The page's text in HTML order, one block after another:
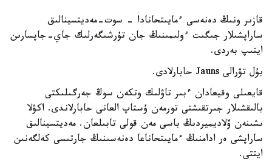
قازىر ونىڭ دەنەسى ءمايىتحانادا - سوت-مەديتسينالىق
ساراپشىلار جىگىت ءولىمىنىڭ جان تۇرشىگەرلىك جاي-جاپسارىن
ايتىپ بەردى.
بۇل تۋرالى Jauns حابارلادى.
قايعىلى وقيعادان ءبىر تاۋلىك وتكەن سوڭ جەرگىلىكتى
بالىقشىلار جىرتقىشتى تورمەن ۇستاپ العانى حابارلاندى. اكۋلا
ىشىنەن ۆلاديميردىڭ باسى مەن قولى تابىلعان. مەديتسينالىق
ساراپشى ەر ادامنىڭ ءمايىتحاناعا دەنەسىنىڭ جارتىسى كەلگەنىن
ايتتى.